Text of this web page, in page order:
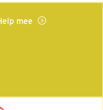
mee